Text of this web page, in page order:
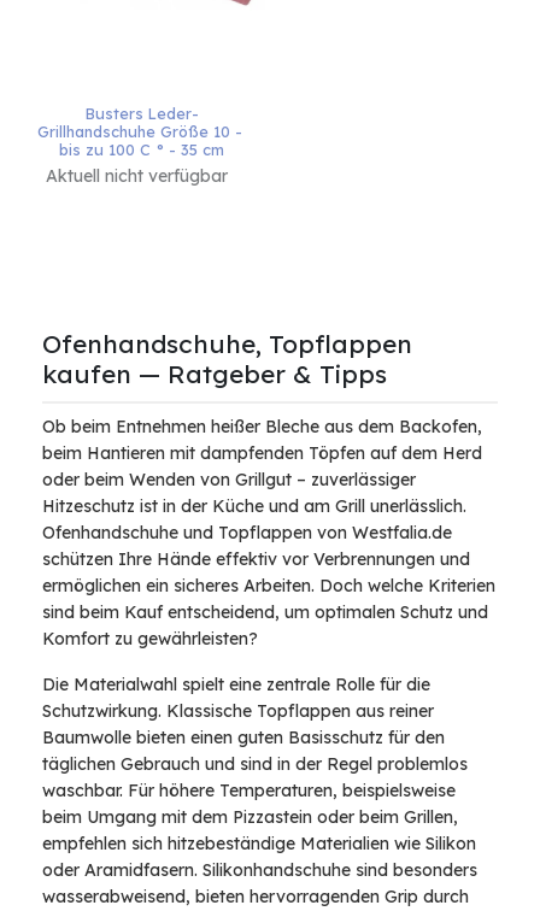
Busters Leder-
Grillhandschuhe Größe 10 -
bis zu 100 C ° - 35 cm
Aktuell nicht verfügbar
Ofenhandschuhe, Topflappen
kaufen — Ratgeber & Tipps
Ob beim Entnehmen heißer Bleche aus dem Backofen,
beim Hantieren mit dampfenden Töpfen auf dem Herd
oder beim Wenden von Grillgut – zuverlässiger
Hitzeschutz ist in der Küche und am Grill unerlässlich.
Ofenhandschuhe und Topflappen von Westfalia.de
schützen Ihre Hände effektiv vor Verbrennungen und
ermöglichen ein sicheres Arbeiten. Doch welche Kriterien
sind beim Kauf entscheidend, um optimalen Schutz und
Komfort zu gewährleisten?
Die Materialwahl spielt eine zentrale Rolle für die
Schutzwirkung. Klassische Topflappen aus reiner
Baumwolle bieten einen guten Basisschutz für den
täglichen Gebrauch und sind in der Regel problemlos
waschbar. Für höhere Temperaturen, beispielsweise
beim Umgang mit dem Pizzastein oder beim Grillen,
empfehlen sich hitzebeständige Materialien wie Silikon
oder Aramidfasern. Silikonhandschuhe sind besonders
wasserabweisend, bieten hervorragenden Grip durch